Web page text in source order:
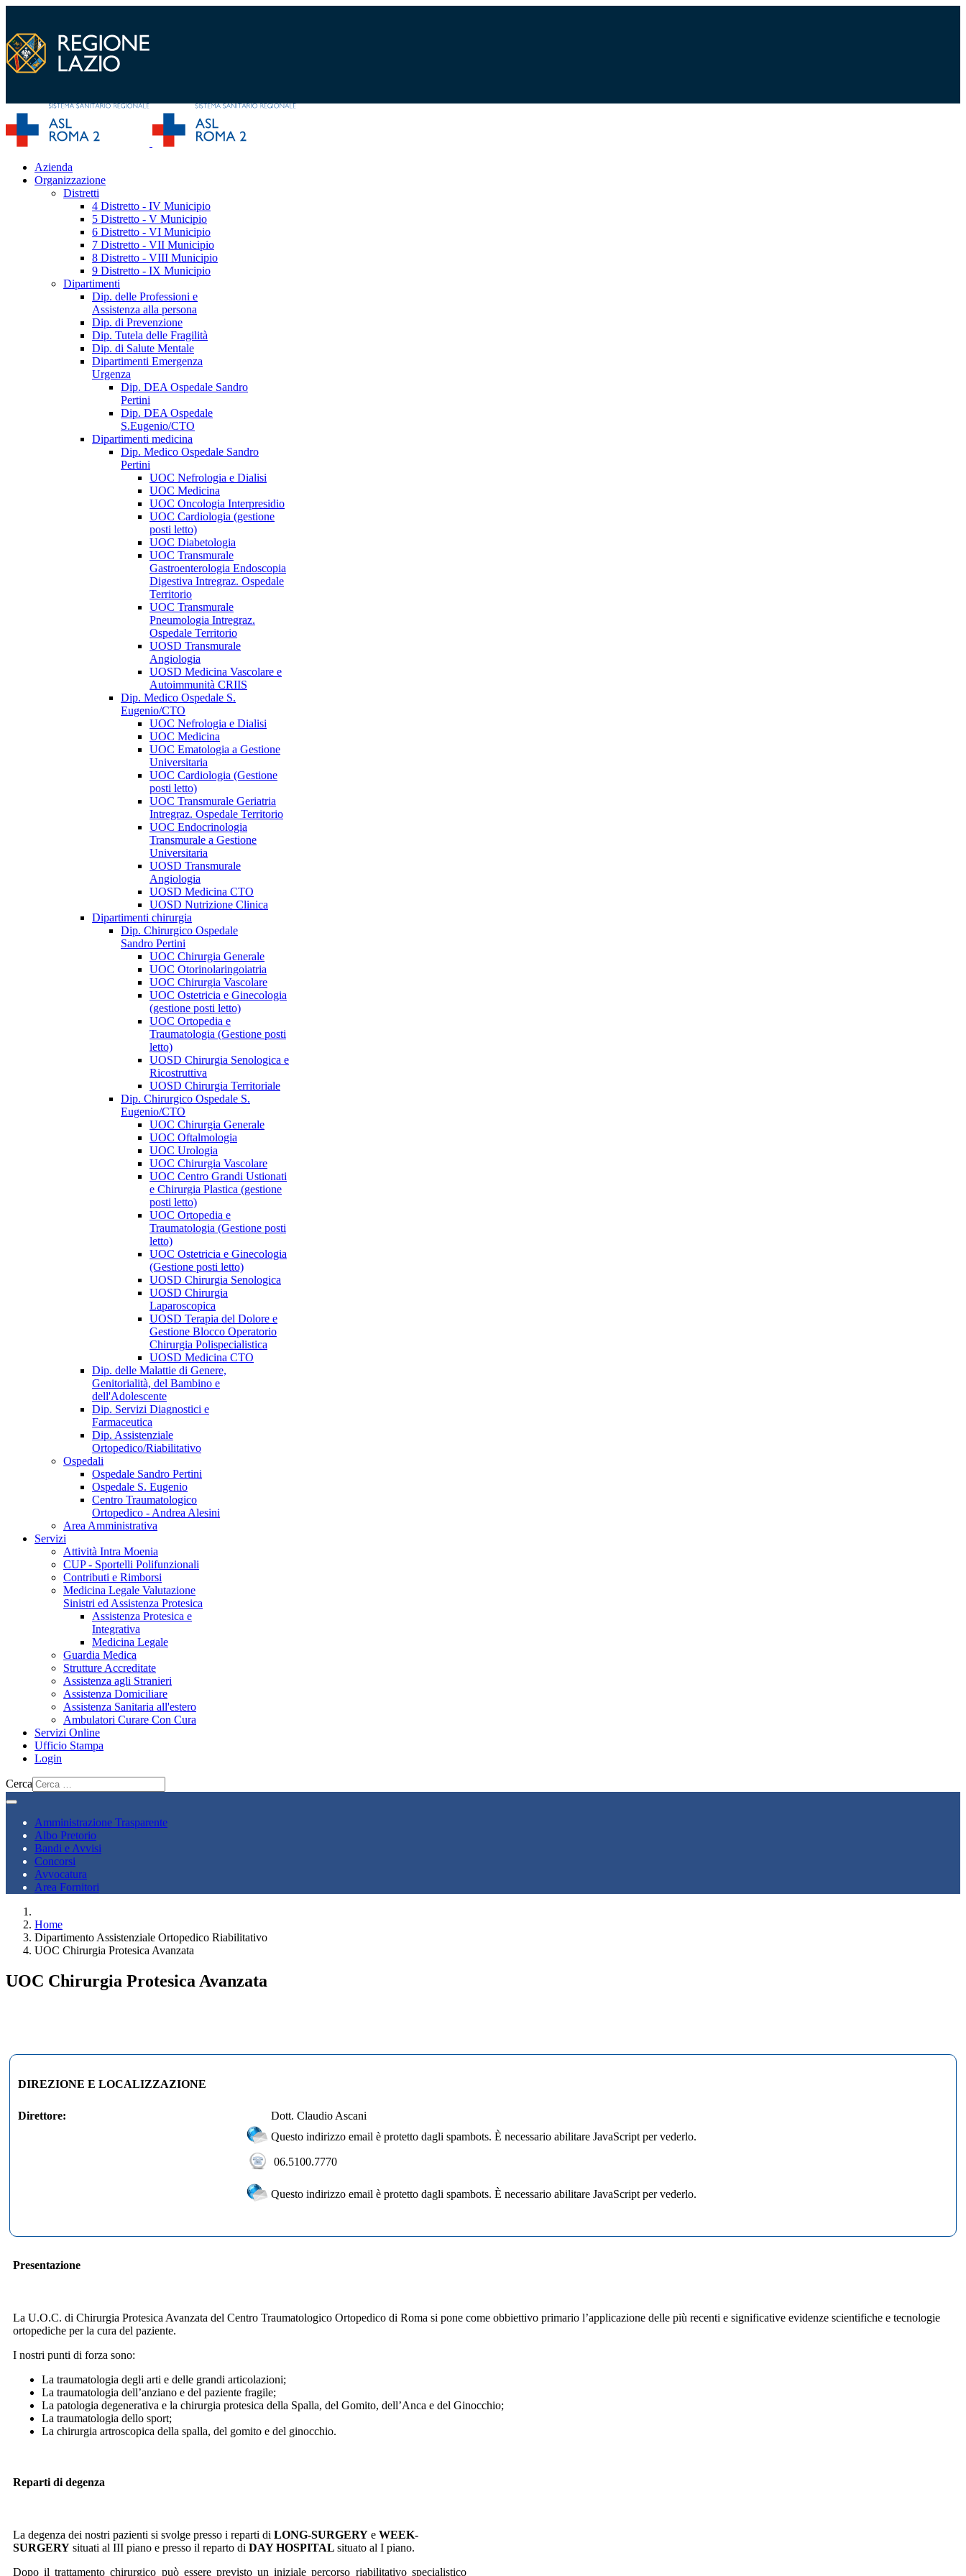
Azienda
Organizzazione
Distretti
4 Distretto - IV Municipio
5 Distretto - V Municipio
6 Distretto - VI Municipio
7 Distretto - VII Municipio
8 Distretto - VIII Municipio
9 Distretto - IX Municipio
Dipartimenti
Dip. delle Professioni e
Assistenza alla persona
Dip. di Prevenzione
Dip. Tutela delle Fragilità
Dip. di Salute Mentale
Dipartimenti Emergenza
Urgenza
Dip. DEA Ospedale Sandro
Pertini
Dip. DEA Ospedale
S.Eugenio/CTO
Dipartimenti medicina
Dip. Medico Ospedale Sandro
Pertini
UOC Nefrologia e Dialisi
UOC Medicina
UOC Oncologia Interpresidio
UOC Cardiologia (gestione
posti letto)
UOC Diabetologia
UOC Transmurale
Gastroenterologia Endoscopia
Digestiva Intregraz. Ospedale
Territorio
UOC Transmurale
Pneumologia Intregraz.
Ospedale Territorio
UOSD Transmurale
Angiologia
UOSD Medicina Vascolare e
Autoimmunità CRIIS
Dip. Medico Ospedale S.
Eugenio/CTO
UOC Nefrologia e Dialisi
UOC Medicina
UOC Ematologia a Gestione
Universitaria
UOC Cardiologia (Gestione
posti letto)
UOC Transmurale Geriatria
Intregraz. Ospedale Territorio
UOC Endocrinologia
Transmurale a Gestione
Universitaria
UOSD Transmurale
Angiologia
UOSD Medicina CTO
UOSD Nutrizione Clinica
Dipartimenti chirurgia
Dip. Chirurgico Ospedale
Sandro Pertini
UOC Chirurgia Generale
UOC Otorinolaringoiatria
UOC Chirurgia Vascolare
UOC Ostetricia e Ginecologia
(gestione posti letto)
UOC Ortopedia e
Traumatologia (Gestione posti
letto)
UOSD Chirurgia Senologica e
Ricostruttiva
UOSD Chirurgia Territoriale
Dip. Chirurgico Ospedale S.
Eugenio/CTO
UOC Chirurgia Generale
UOC Oftalmologia
UOC Urologia
UOC Chirurgia Vascolare
UOC Centro Grandi Ustionati
e Chirurgia Plastica (gestione
posti letto)
UOC Ortopedia e
Traumatologia (Gestione posti
letto)
UOC Ostetricia e Ginecologia
(Gestione posti letto)
UOSD Chirurgia Senologica
UOSD Chirurgia
Laparoscopica
UOSD Terapia del Dolore e
Gestione Blocco Operatorio
Chirurgia Polispecialistica
UOSD Medicina CTO
Dip. delle Malattie di Genere,
Genitorialità, del Bambino e
dell'Adolescente
Dip. Servizi Diagnostici e
Farmaceutica
Dip. Assistenziale
Ortopedico/Riabilitativo
Ospedali
Ospedale Sandro Pertini
Ospedale S. Eugenio
Centro Traumatologico
Ortopedico - Andrea Alesini
Area Amministrativa
Servizi
Attività Intra Moenia
CUP - Sportelli Polifunzionali
Contributi e Rimborsi
Medicina Legale Valutazione
Sinistri ed Assistenza Protesica
Assistenza Protesica e
Integrativa
Medicina Legale
Guardia Medica
Strutture Accreditate
Assistenza agli Stranieri
Assistenza Domiciliare
Assistenza Sanitaria all'estero
Ambulatori Curare Con Cura
Servizi Online
Ufficio Stampa
Login
Cerca
Amministrazione Trasparente
Albo Pretorio
Bandi e Avvisi
Concorsi
Avvocatura
Area Fornitori
Home
Dipartimento Assistenziale Ortopedico Riabilitativo
UOC Chirurgia Protesica Avanzata
UOC Chirurgia Protesica Avanzata
DIREZIONE E LOCALIZZAZIONE
Direttore:
Dott. Claudio Ascani
Questo indirizzo email è protetto dagli spambots. È necessario abilitare JavaScript per vederlo.
06.5100.7770
Questo indirizzo email è protetto dagli spambots. È necessario abilitare JavaScript per vederlo.
Presentazione
La U.O.C. di Chirurgia Protesica Avanzata del Centro Traumatologico Ortopedico di Roma si pone come obbiettivo primario l’applicazione delle più recenti e significative evidenze scientifiche e tecnologie
ortopediche per la cura del paziente.
I nostri punti di forza sono:
La traumatologia degli arti e delle grandi articolazioni;
La traumatologia dell’anziano e del paziente fragile;
La patologia degenerativa e la chirurgia protesica della Spalla, del Gomito, dell’Anca e del Ginocchio;
La traumatologia dello sport;
La chirurgia artroscopica della spalla, del gomito e del ginocchio.
Reparti di degenza
La degenza dei nostri pazienti si svolge presso i reparti di LONG-SURGERY e WEEK-
SURGERY situati al III piano e presso il reparto di DAY HOSPITAL situato al I piano.
Dopo il trattamento chirurgico può essere previsto un iniziale percorso riabilitativo specialistico